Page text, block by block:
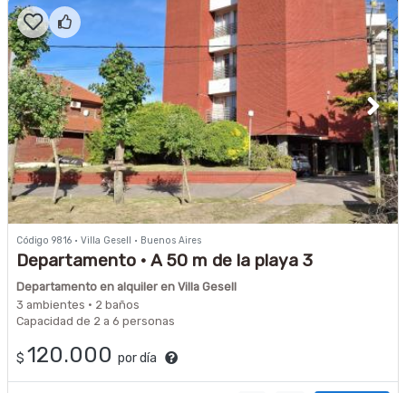
Código 9816 · Villa Gesell · Buenos Aires
Departamento · A 50 m de la playa 3
ambientes · 2 a 6 personas · 2 baños
Departamento en alquiler en Villa Gesell
3 ambientes · 2 baños
Capacidad de 2 a 6 personas
$ 120.000 por día